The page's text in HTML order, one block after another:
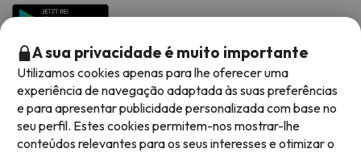
Métodos de pagamento disponíveis
A sua privacidade é muito importante
Utilizamos cookies apenas para lhe oferecer uma
experiência de navegação adaptada às suas preferências
e para apresentar publicidade personalizada com base no
seu perfil. Estes cookies permitem-nos mostrar-lhe
conteúdos relevantes para os seus interesses e otimizar o